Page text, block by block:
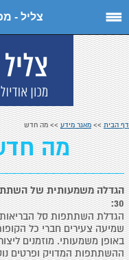
צליל -
דף הבית>>מאגר מידע>> מה חדש
מה
30:
הגדלת השתתפות סל הבריאות
שמיעה צעירים חברי כל
באופן משמעותי. מוזמנים
ההשתתפות המדויק ופרטים